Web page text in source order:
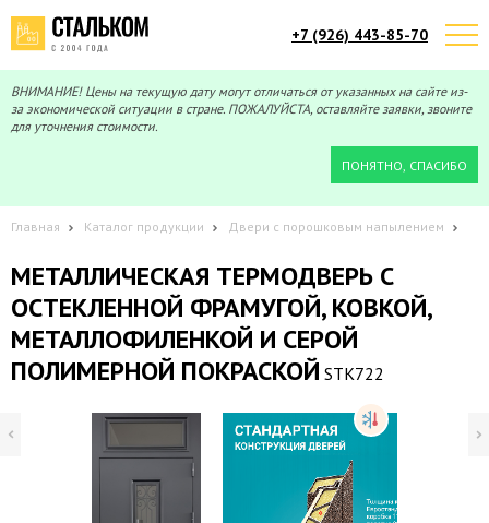
+7 (926) 443-85-70
ВНИМАНИЕ! Цены на текущую дату могут отличаться от указанных на сайте из-
за экономической ситуации в стране. ПОЖАЛУЙСТА, оставляйте заявки, звоните
для уточнения стоимости.
ПОНЯТНО, СПАСИБО
Главная Каталог продукции Двери с порошковым напылением
МЕТАЛЛИЧЕСКАЯ ТЕРМОДВЕРЬ С
ОСТЕКЛЕННОЙ ФРАМУГОЙ, КОВКОЙ,
МЕТАЛЛОФИЛЕНКОЙ И СЕРОЙ
ПОЛИМЕРНОЙ ПОКРАСКОЙ STK722
Telegram
Max